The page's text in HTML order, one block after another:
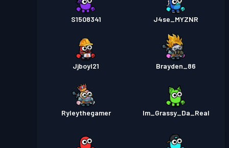
S1508341 J4se_MYZNR
Jjboyl21 Brayden_86
Ryleythegamer Im_Grassy_Da_Real